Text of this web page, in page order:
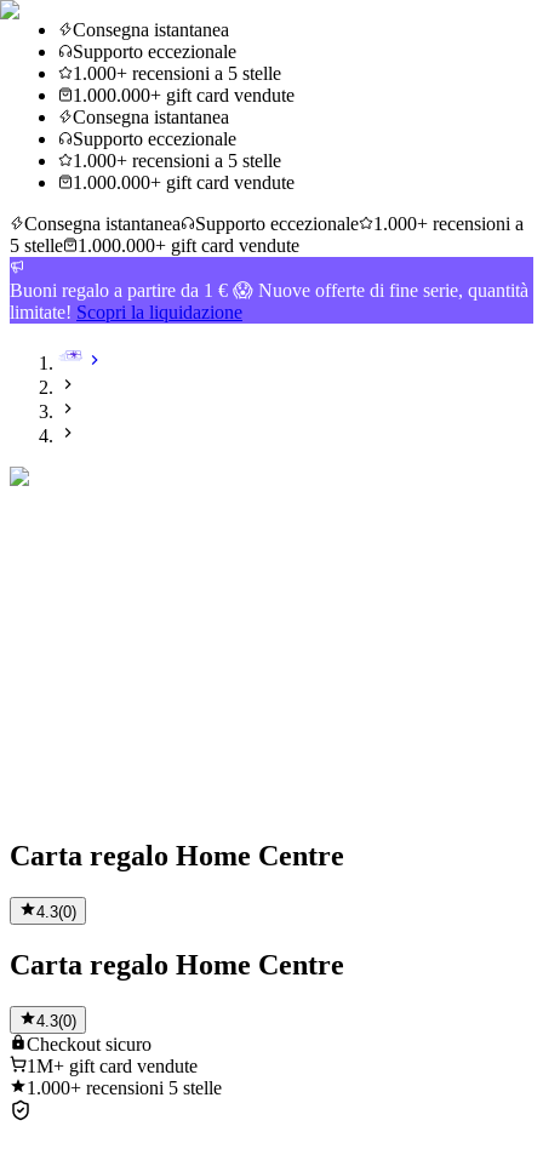
Consegna istantanea
Supporto eccezionale
1.000+ recensioni a 5 stelle
1.000.000+ gift card vendute
Consegna istantanea
Supporto eccezionale
1.000+ recensioni a 5 stelle
1.000.000+ gift card vendute
Consegna istantanea
Supporto eccezionale
1.000+ recensioni a
5 stelle
1.000.000+ gift card vendute
Buoni regalo a partire da 1 € 😱 Nuove offerte di fine serie, quantità
limitate! Scopri la liquidazione
Carta regalo Home Centre
4.3(0)
Carta regalo Home Centre
4.3(0)
Checkout sicuro
1M+ gift card vendute
1.000+ recensioni 5 stelle